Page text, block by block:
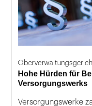
Hohe Hürden für
Versorgungswerks
Versorgungswerke